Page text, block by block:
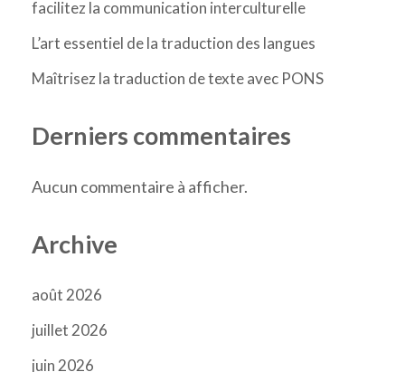
facilitez la communication interculturelle
L’art essentiel de la traduction des langues
Maîtrisez la traduction de texte avec PONS
Derniers commentaires
Aucun commentaire à afficher.
Archive
août 2026
juillet 2026
juin 2026